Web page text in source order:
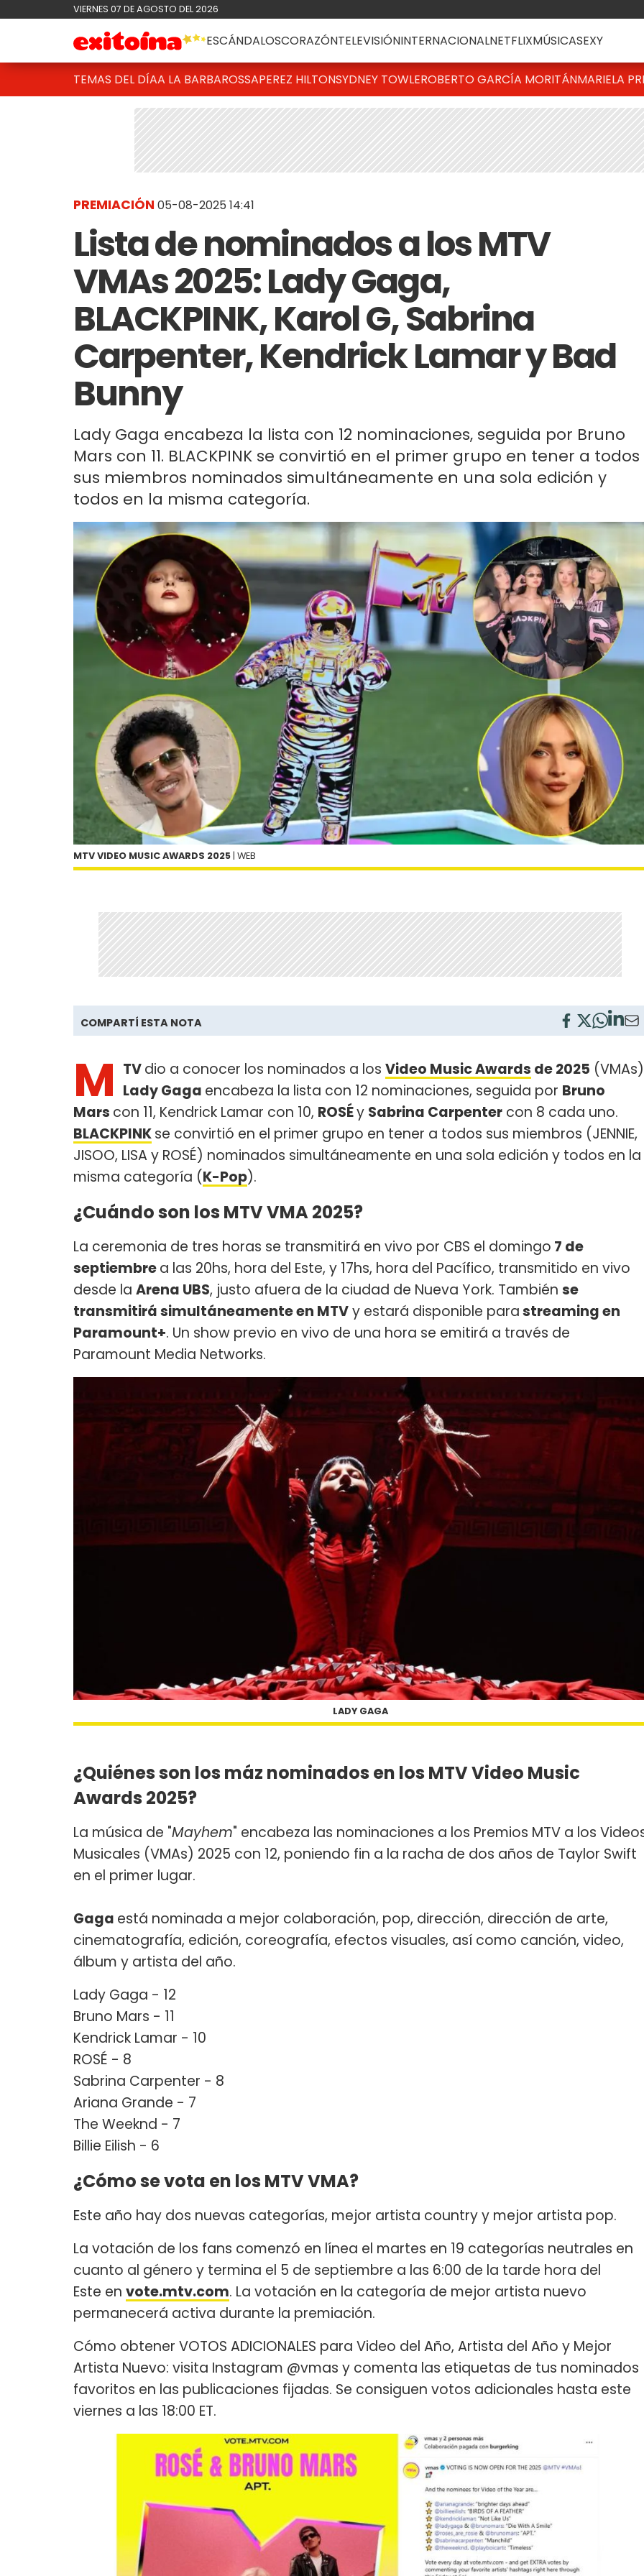
VIERNES 07 DE AGOSTO DEL 2026
ESCÁNDALOSCORAZÓNTELEVISIÓNINTERNACIONALNETFLIXMÚSICASEXY
TEMAS DEL DÍAA LA BARBAROSSAPEREZ HILTONSYDNEY TOWLEROBERTO GARCÍA MORITÁNMARIELA
PREMIACIÓN 05-08-2025 14:41
Lista de nominados a los MTV
VMAs 2025: Lady Gaga,
BLACKPINK, Karol G, Sabrina
Carpenter, Kendrick Lamar y Bad
Bunny
Lady Gaga encabeza la lista con 12 nominaciones, seguida por Bruno
Mars con 11. BLACKPINK se convirtió en el primer grupo en tener a todos
sus miembros nominados simultáneamente en una sola edición y
todos en la misma categoría.
MTV VIDEO MUSIC AWARDS 2025 | WEB
COMPARTÍ ESTA NOTA
M TVdio a conocer los nominados a los Video Music Awards de 2025
Lady Gaga encabeza la lista con 12 nominaciones, seguida por Bruno
Mars con 11, Kendrick Lamar con 10, ROSÉy Sabrina Carpenter con 8 cada uno.
BLACKPINKse convirtió en el primer grupo en tener a todos sus miembros (JENNIE,
JISOO, LISA y ROSÉ) nominados simultáneamente en una sola edición y todos en la
misma categoría (K-Pop).
¿Cuándo son los MTV VMA 2025?
La ceremonia de tres horas se transmitirá en vivo por CBS el domingo 7 de
septiembrea las 20hs, hora del Este, y 17hs, hora del Pacífico, transmitido en vivo
desde la Arena UBS, justo afuera de la ciudad de Nueva York. También se
transmitirá simultáneamente en MTVy estará disponible parastreaming en
Paramount+. Un show previo en vivo de una hora se emitirá a través de
Paramount Media Networks.
LADY GAGA
¿Quiénes son los máz nominados en los MTV Video Music
Awards 2025?
La música de "Mayhem" encabeza las nominaciones a los Premios MTV a los
Musicales (VMAs) 2025 con 12, poniendo fin a la racha de dos años de Taylor Swift
en el primer lugar.
Gaga está nominada a mejor colaboración, pop, dirección, dirección de arte,
cinematografía, edición, coreografía, efectos visuales, así como canción, video,
álbum y artista del año.
Lady Gaga - 12
Bruno Mars - 11
Kendrick Lamar - 10
ROSÉ - 8
Sabrina Carpenter - 8
Ariana Grande - 7
The Weeknd - 7
Billie Eilish - 6
¿Cómo se vota en los MTV VMA?
Este año hay dos nuevas categorías, mejor artista country y mejor artista pop.
La votación de los fans comenzó en línea el martes en 19 categorías neutrales en
cuanto al género y termina el 5 de septiembre a las 6:00 de la tarde hora del
Este en vote.mtv.com. La votación en la categoría de mejor artista nuevo
permanecerá activa durante la premiación.
Cómo obtener VOTOS ADICIONALES para Video del Año, Artista del Año y Mejor
Artista Nuevo: visita Instagram @vmas y comenta las etiquetas de tus nominados
favoritos en las publicaciones fijadas. Se consiguen votos adicionales hasta este
viernes a las 18:00 ET.